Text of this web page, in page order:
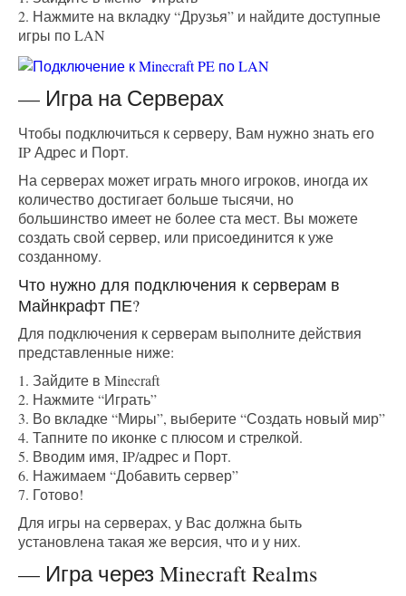
2. Нажмите на вкладку “Друзья” и найдите доступные
игры по LAN
— Игра на Серверах
Чтобы подключиться к серверу, Вам нужно знать его
IP Адрес и Порт.
На серверах может играть много игроков, иногда их
количество достигает больше тысячи, но
большинство имеет не более ста мест. Вы можете
создать свой сервер, или присоединится к уже
созданному.
Что нужно для подключения к серверам в
Майнкрафт ПЕ?
Для подключения к серверам выполните действия
представленные ниже:
1. Зайдите в Minecraft
2. Нажмите “Играть”
3. Во вкладке “Миры”, выберите “Создать новый мир”
4. Тапните по иконке с плюсом и стрелкой.
5. Вводим имя, IP/адрес и Порт.
6. Нажимаем “Добавить сервер”
7. Готово!
Для игры на серверах, у Вас должна быть
установлена такая же версия, что и у них.
— Игра через Minecraft Realms